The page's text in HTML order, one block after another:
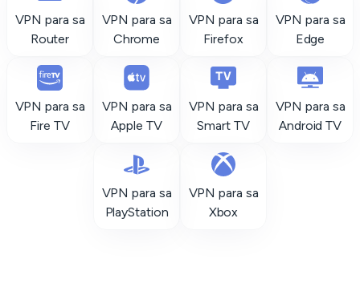
VPN para sa
Router
VPN para sa
Chrome
VPN para sa
Firefox
VPN para sa
Edge
VPN para sa
Fire TV
VPN para sa
Apple TV
VPN para sa
Smart TV
VPN para sa
Android TV
VPN para sa
PlayStation
VPN para sa
Xbox